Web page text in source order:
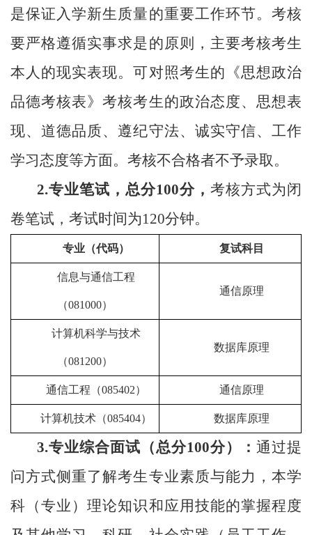
是保证入学新生质量的重要工作环节。考核
要严格遵循实事求是的原则，主要考核考生
本人的现实表现。可对照考生的《思想政治
品德考核表》考核考生的政治态度、思想表
现、道德品质、遵纪守法、诚实守信、工作
学习态度等方面。 考核不合格者不予录取。
2.专业笔试，总分100分， 考核方式为闭
卷笔试，考试时间为120分钟。
专业（代码） 复试科目
信息与通信工程
（081000）
通信原理
计算机科学与技术
（081200）
数据库原理
通信工程（085402） 通信原理
计算机技术（085404） 数据库原理
3.专业综合面试（总分100分）： 通过提
问方式侧重了解考生专业素质与能力，本学
科 （专业 ）理论知识和应用技能的掌握程度